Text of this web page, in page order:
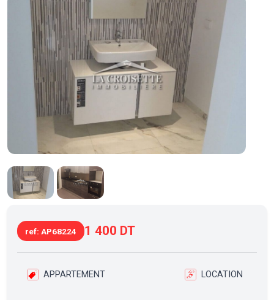
ref: AP68224 1 400 DT
APPARTEMENT LOCATION